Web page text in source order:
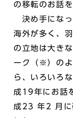
の移転のお話
決め手になっ
海外が多く、
の立地は大き
ーク（※）のよ
ら、いろいろ
成19年にお話
成23 年2 月に